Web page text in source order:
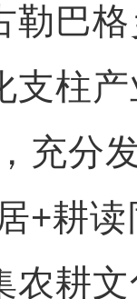
勒巴
支柱
充分
+耕
农耕